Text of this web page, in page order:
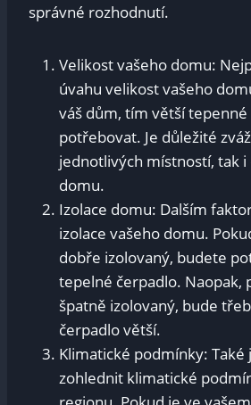
správné rozhodnutí.
Velikost vašeho domu:
úvahu velikost vašeho
váš dům, tím větší
potřebovat. Je důležité
jednotlivých místností, tak
domu.
Izolace domu: Dalším
izolace vašeho domu.
dobře izolovaný, budete
tepelné čerpadlo. Naopak,
špatně izolovaný, bude
čerpadlo větší.
Klimatické podmínky: Také
zohlednit klimatické